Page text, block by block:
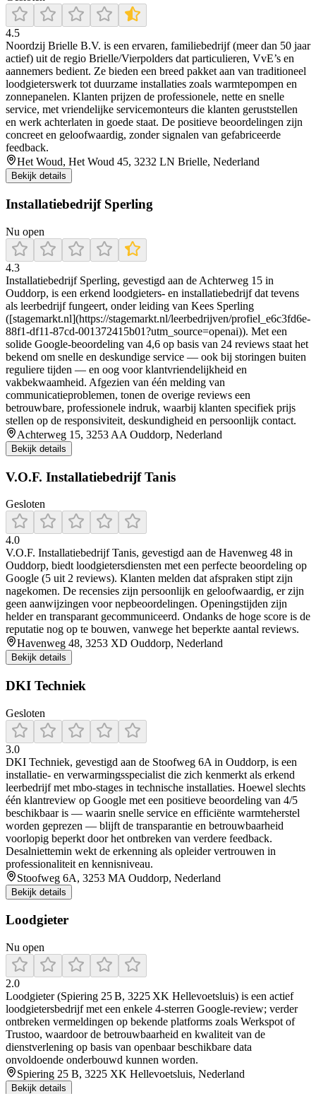
4.5
Noordzij Brielle B.V. is een ervaren, familiebedrijf (meer dan 50 jaar
actief) uit de regio Brielle/Vierpolders dat particulieren, VvE’s en
aannemers bedient. Ze bieden een breed pakket aan van traditioneel
loodgieterswerk tot duurzame installaties zoals warmtepompen en
zonnepanelen. Klanten prijzen de professionele, nette en snelle
service, met vriendelijke servicemonteurs die klanten geruststellen
en werk achterlaten in goede staat. De positieve beoordelingen zijn
concreet en geloofwaardig, zonder signalen van gefabriceerde
feedback.
Het Woud, Het Woud 45, 3232 LN Brielle, Nederland
Bekijk details
Installatiebedrijf Sperling
Nu open
4.3
Installatiebedrijf Sperling, gevestigd aan de Achterweg 15 in
Ouddorp, is een erkend loodgieters- en installatiebedrijf dat tevens
als leerbedrijf fungeert, onder leiding van Kees Sperling
([stagemarkt.nl](https://stagemarkt.nl/leerbedrijven/profiel_e6c3fd6e-
88f1-df11-87cd-001372415b01?utm_source=openai)). Met een
solide Google-beoordeling van 4,6 op basis van 24 reviews staat het
bekend om snelle en deskundige service — ook bij storingen buiten
reguliere tijden — en oog voor klantvriendelijkheid en
vakbekwaamheid. Afgezien van één melding van
communicatieproblemen, tonen de overige reviews een
betrouwbare, professionele indruk, waarbij klanten specifiek prijs
stellen op de responsiviteit, deskundigheid en persoonlijk contact.
Achterweg 15, 3253 AA Ouddorp, Nederland
Bekijk details
V.O.F. Installatiebedrijf Tanis
Gesloten
4.0
V.O.F. Installatiebedrijf Tanis, gevestigd aan de Havenweg 48 in
Ouddorp, biedt loodgietersdiensten met een perfecte beoordeling op
Google (5 uit 2 reviews). Klanten melden dat afspraken stipt zijn
nagekomen. De recensies zijn persoonlijk en geloofwaardig, er zijn
geen aanwijzingen voor nepbeoordelingen. Openingstijden zijn
helder en transparant gecommuniceerd. Ondanks de hoge score is de
reputatie nog op te bouwen, vanwege het beperkte aantal reviews.
Havenweg 48, 3253 XD Ouddorp, Nederland
Bekijk details
DKI Techniek
Gesloten
3.0
DKI Techniek, gevestigd aan de Stoofweg 6A in Ouddorp, is een
installatie- en verwarmingsspecialist die zich kenmerkt als erkend
leerbedrijf met mbo-stages in technische installaties. Hoewel slechts
één klantreview op Google met een positieve beoordeling van 4/5
beschikbaar is — waarin snelle service en efficiënte warmteherstel
worden geprezen — blijft de transparantie en betrouwbaarheid
voorlopig beperkt door het ontbreken van verdere feedback.
Desalniettemin wekt de erkenning als opleider vertrouwen in
professionaliteit en kennisniveau.
Stoofweg 6A, 3253 MA Ouddorp, Nederland
Bekijk details
Loodgieter
Nu open
2.0
Loodgieter (Spiering 25 B, 3225 XK Hellevoetsluis) is een actief
loodgietersbedrijf met een enkele 4‑sterren Google‑review; verder
ontbreken vermeldingen op bekende platforms zoals Werkspot of
Trustoo, waardoor de betrouwbaarheid en kwaliteit van de
dienstverlening op basis van openbaar beschikbare data
onvoldoende onderbouwd kunnen worden.
Spiering 25 B, 3225 XK Hellevoetsluis, Nederland
Bekijk details